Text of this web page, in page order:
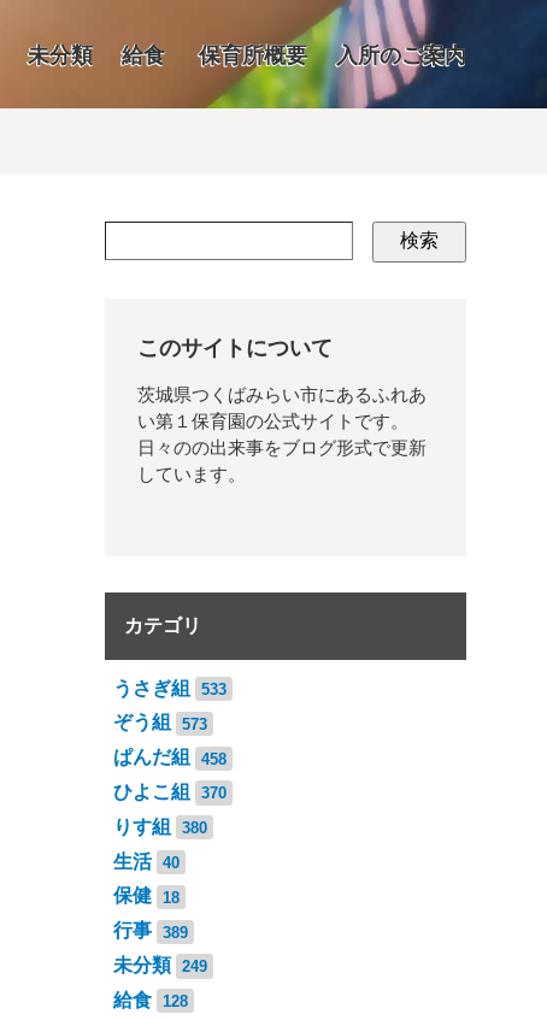
未分類 給食 保育所概要 入所のご案内
検索
このサイトについて
茨城県つくばみらい市にあるふれあ
い第１保育園の公式サイトです。
日々のの出来事をブログ形式で更新
しています。
カテゴリ
うさぎ組 533
ぞう組 573
ぱんだ組 458
ひよこ組 370
りす組 380
生活 40
保健 18
行事 389
未分類 249
給食 128